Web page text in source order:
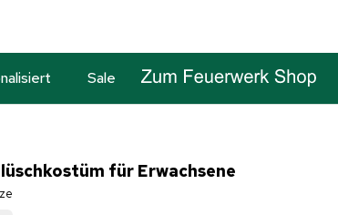
Sale
für Erwachsene